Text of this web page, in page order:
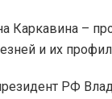
Каркавина –
и их
РФ